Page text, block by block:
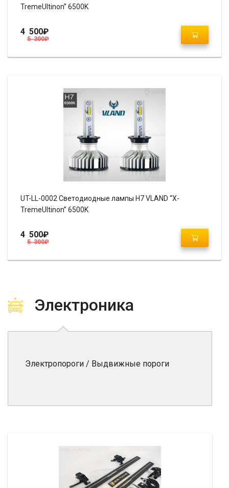
TremeUltinon” 6500K
5 300₽
4 500₽
UT-LL-0002 Светодиодные лампы H7 VLAND “X-
TremeUltinon” 6500K
5 300₽
4 500₽
Электроника
Электропороги / Выдвижные пороги